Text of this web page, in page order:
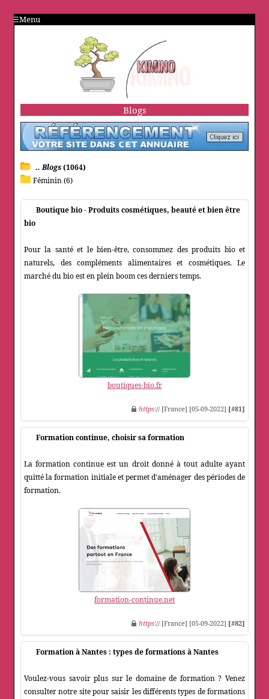
Menu
Blogs
.. Blogs(1064)
Féminin (6)
Boutique bio - Produits cosmétiques, beauté et bien être
bio
Pour la santé et le bien-être, consommez des produits bio et
naturels, des compléments alimentaires et cosmétiques. Le
marché du bio est en plein boom ces derniers temps.
boutiques-bio.fr
https:// [France] [05-09-2022] [#81]
Formation continue, choisir sa formation
La formation continue est un droit donné à tout adulte ayant
quitté la formation initiale et permet d'aménager des périodes de
formation.
formation-continue.net
https:// [France] [05-09-2022] [#82]
Formation à Nantes : types de formations à Nantes
Voulez-vous savoir plus sur le domaine de formation ? Venez
consulter notre site pour saisir les différents types de formations